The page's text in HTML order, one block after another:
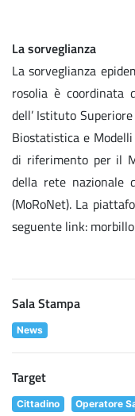
La sorveglianza
La sorveglianza
rosolia è coordinata
dell’ Istituto
Biostatistica e
di riferimento per il
della rete nazionale
(MoRoNet). La
seguente link:
Sala Stampa
News
Target
Cittadino Operatore